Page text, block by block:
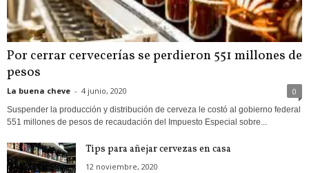
Por cerrar cervecerías se perdieron 551 millones de
pesos
La buena cheve - 4 junio, 2020 0
Suspender la producción y distribución de cerveza le costó al gobierno federal
551 millones de pesos de recaudación del Impuesto Especial sobre...
Tips para añejar cervezas en casa
12 noviembre, 2020